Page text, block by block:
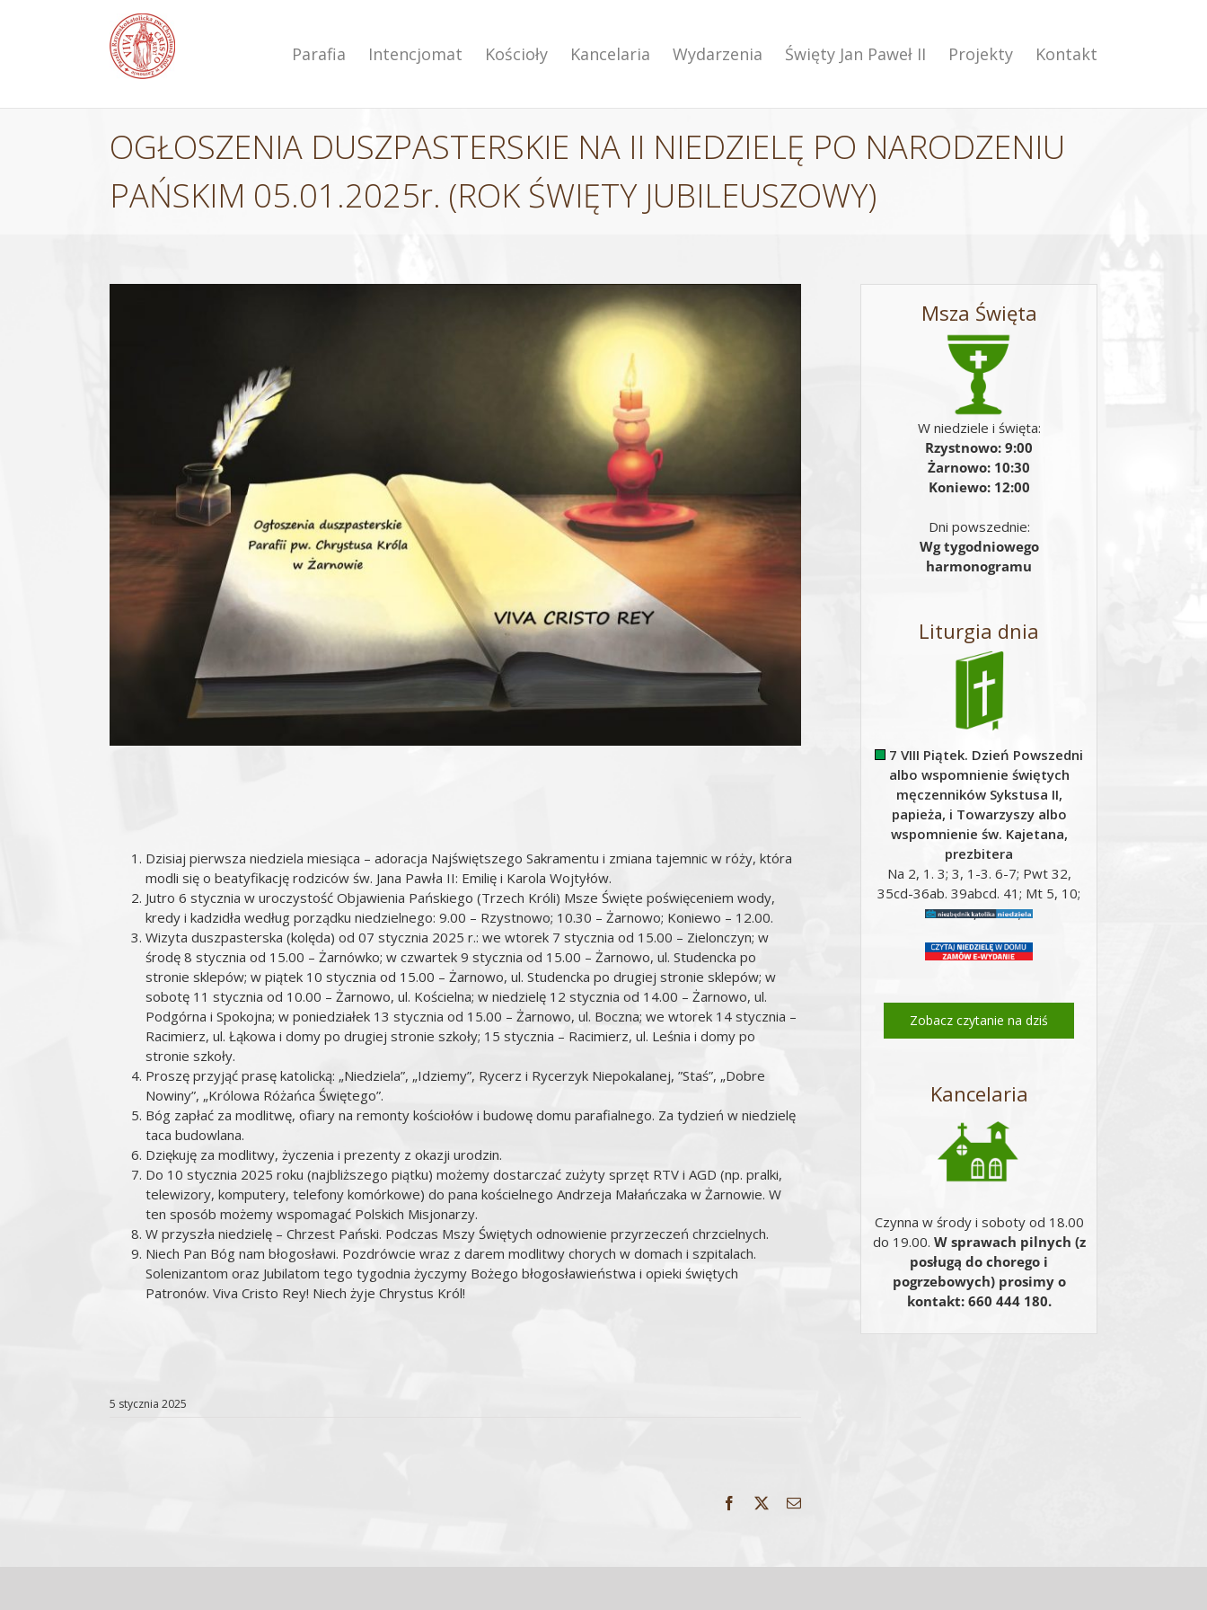
Parafia Intencjomat Kościoły Kancelaria Wydarzenia Święty Jan Paweł II Projekty Kontakt
OGŁOSZENIA DUSZPASTERSKIE NA II NIEDZIELĘ PO NARODZENIU
PAŃSKIM 05.01.2025r. (ROK ŚWIĘTY JUBILEUSZOWY)
Dzisiaj pierwsza niedziela miesiąca – adoracja Najświętszego Sakramentu i zmiana tajemnic w róży, która
modli się o beatyfikację rodziców św. Jana Pawła II: Emilię i Karola Wojtyłów.
Jutro 6 stycznia w uroczystość Objawienia Pańskiego (Trzech Króli) Msze Święte poświęceniem wody,
kredy i kadzidła według porządku niedzielnego: 9.00 – Rzystnowo; 10.30 – Żarnowo; Koniewo – 12.00.
Wizyta duszpasterska (kolęda) od 07 stycznia 2025 r.: we wtorek 7 stycznia od 15.00 – Zielonczyn; w
środę 8 stycznia od 15.00 – Żarnówko; w czwartek 9 stycznia od 15.00 – Żarnowo, ul. Studencka po
stronie sklepów; w piątek 10 stycznia od 15.00 – Żarnowo, ul. Studencka po drugiej stronie sklepów; w
sobotę 11 stycznia od 10.00 – Żarnowo, ul. Kościelna; w niedzielę 12 stycznia od 14.00 – Żarnowo, ul.
Podgórna i Spokojna; w poniedziałek 13 stycznia od 15.00 – Żarnowo, ul. Boczna; we wtorek 14 stycznia –
Racimierz, ul. Łąkowa i domy po drugiej stronie szkoły; 15 stycznia – Racimierz, ul. Leśnia i domy po
stronie szkoły.
Proszę przyjąć prasę katolicką: „Niedziela”, „Idziemy”, Rycerz i Rycerzyk Niepokalanej, ”Staś”, „Dobre
Nowiny”, „Królowa Różańca Świętego”.
Bóg zapłać za modlitwę, ofiary na remonty kościołów i budowę domu parafialnego. Za tydzień w niedzielę
taca budowlana.
Dziękuję za modlitwy, życzenia i prezenty z okazji urodzin.
Do 10 stycznia 2025 roku (najbliższego piątku) możemy dostarczać zużyty sprzęt RTV i AGD (np. pralki,
telewizory, komputery, telefony komórkowe) do pana kościelnego Andrzeja Małańczaka w Żarnowie. W
ten sposób możemy wspomagać Polskich Misjonarzy.
W przyszła niedzielę – Chrzest Pański. Podczas Mszy Świętych odnowienie przyrzeczeń chrzcielnych.
Niech Pan Bóg nam błogosławi. Pozdrówcie wraz z darem modlitwy chorych w domach i szpitalach.
Solenizantom oraz Jubilatom tego tygodnia życzymy Bożego błogosławieństwa i opieki świętych
Patronów. Viva Cristo Rey! Niech żyje Chrystus Król!
5 stycznia 2025
Facebook Email
Msza Święta
W niedziele i święta:
Rzystnowo: 9:00
Żarnowo: 10:30
Koniewo: 12:00
Dni powszednie:
Wg tygodniowego
harmonogramu
Liturgia dnia
7 VIII Piątek. Dzień Powszedni
albo wspomnienie świętych
męczenników Sykstusa II,
papieża, i Towarzyszy albo
wspomnienie św. Kajetana,
prezbitera
Na 2, 1. 3; 3, 1-3. 6-7; Pwt 32,
35cd-36ab. 39abcd. 41; Mt 5, 10;
Mt 16, 24-28;
Zobacz czytanie na dziś
Kancelaria
Czynna w środy i soboty od 18.00
do 19.00. W sprawach pilnych (z
posługą do chorego i
pogrzebowych) prosimy o
kontakt: 660 444 180.